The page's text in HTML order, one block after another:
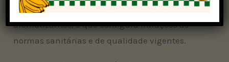
estabelecimento, como corantes, extratos e
aromatizantes, o que configura infrações às
normas sanitárias e de qualidade vigentes.